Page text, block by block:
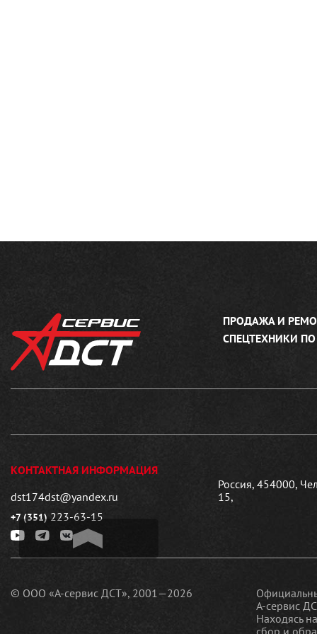
ПРОДАЖА И
СПЕЦТЕХНИКИ
КОНТАКТНАЯ ИНФОРМАЦИЯ
dst174dst@yandex.ru
+7 (351) 223-63-15
Россия, 454000,
15,
© ООО «А-сервис ДСТ», 2001—2026
А-сервис
Находясь
сбор и